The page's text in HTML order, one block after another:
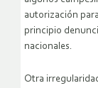
autorización
principio
nacionales.
Otra